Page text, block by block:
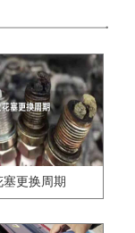
塞更换周期